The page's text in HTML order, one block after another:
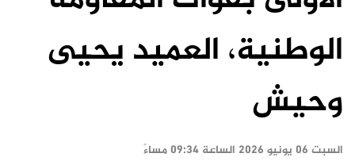
الوطنية، العميد يحيى
وحيش
السبت ٠٦ يونيو ٢٠٢٦ الساعة ٠٩:٣٤ مساءً